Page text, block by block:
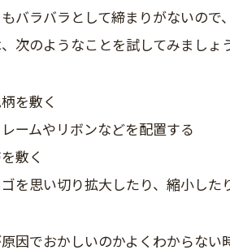
バラバラとして締まりがないの
次のようなことを試してみましょ
を敷く
レームやリボンなどを配置する
敷く
ゴを思い切り拡大したり、縮小した
因でおかしいのかよくわからない